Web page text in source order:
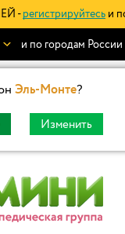
- регистрируйтесь и
Эль-Монте?
Изменить
и по городам России